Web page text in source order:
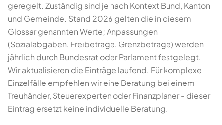
geregelt. Zuständig sind je nach Kontext Bund, Kanton
und Gemeinde. Stand 2026 gelten die in diesem
Glossar genannten Werte; Anpassungen
(Sozialabgaben, Freibeträge, Grenzbeträge) werden
jährlich durch Bundesrat oder Parlament festgelegt.
Wir aktualisieren die Einträge laufend. Für komplexe
Einzelfälle empfehlen wir eine Beratung bei einem
Treuhänder, Steuerexperten oder Finanzplaner - dieser
Eintrag ersetzt keine individuelle Beratung.